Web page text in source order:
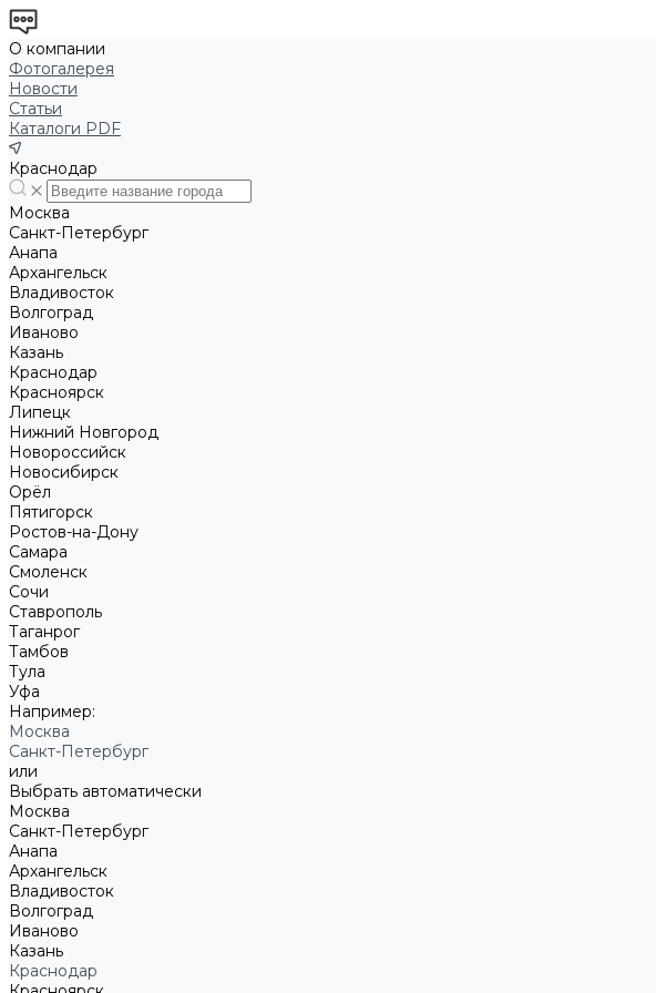
О компании
Фотогалерея
Новости
Статьи
Каталоги PDF
Краснодар
Москва
Санкт-Петербург
Анапа
Архангельск
Владивосток
Волгоград
Иваново
Казань
Краснодар
Красноярск
Липецк
Нижний Новгород
Новороссийск
Новосибирск
Орёл
Пятигорск
Ростов-на-Дону
Самара
Смоленск
Сочи
Ставрополь
Таганрог
Тамбов
Тула
Уфа
Например:
Москва
Санкт-Петербург
или
Выбрать автоматически
Москва
Санкт-Петербург
Анапа
Архангельск
Владивосток
Волгоград
Иваново
Казань
Краснодар